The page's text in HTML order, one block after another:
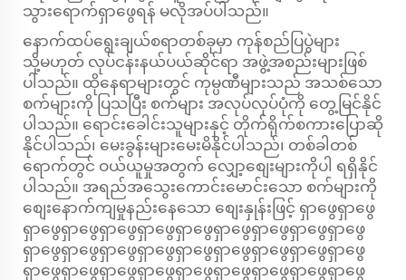
သွားရောက်ရှာဖွေရန် မလိုအပ်ပါသည်။
နောက်ထပ်ရွေးချယ်စရာတစ်ခုမှာ ကုန်စည်ပြပွဲများ
သို့မဟုတ် လုပ်ငန်းနယ်ပယ်ဆိုင်ရာ အဖွဲ့အစည်းများဖြစ်
ပါသည်။ ထိုနေရာများတွင် ကုမ္ပဏီများသည် အသစ်သော
စက်များကို ပြသပြီး စက်များ အလုပ်လုပ်ပုံကို တွေ့မြင်နိုင်
ပါသည်။ ရောင်းခေါင်းသူများနှင့် တိုက်ရိုက်စကားပြောဆို
နိုင်ပါသည်၊ မေးခွန်းများမေးမိနိုင်ပါသည်၊ တစ်ခါတစ်
ရောက်တွင် ဝယ်ယူမှုအတွက် လျှော့စျေးများကိုပါ ရရှိနိုင်
ပါသည်။ အရည်အသွေးကောင်းမောင်းသော စက်များကို
စျေးနောက်ကျမှုနည်းနေသော စျေးနှုန်းဖြင့် ရှာဖွေရှာဖွေ
ရှာဖွေရှာဖွေရှာဖွေရှာဖွေရှာဖွေရှာဖွေရှာဖွေရှာဖွေရှာဖွေ
ရှာဖွေရှာဖွေရှာဖွေရှာဖွေရှာဖွေရှာဖွေရှာဖွေရှာဖွေရှာဖွေ
ရှာဖွေရှာဖွေရှာဖွေရှာဖွေရှာဖွေရှာဖွေရှာဖွေရှာဖွေရှာဖွေ